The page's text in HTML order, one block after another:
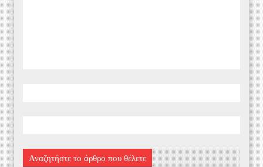
Αναζητήστε το άρθρο που θέλετε